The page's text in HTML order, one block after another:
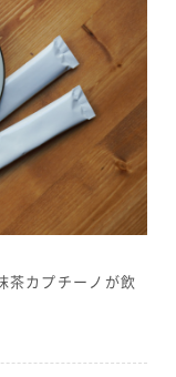
茶カプチーノが飲